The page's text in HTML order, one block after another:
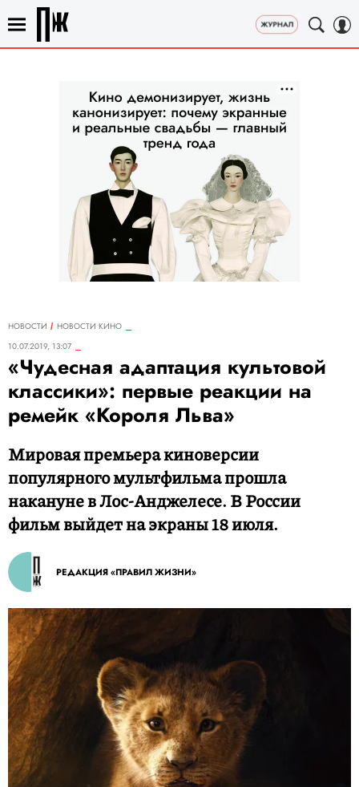
НОВОСТИ
НОВОСТИ КИНО
10.07.2019, 13:07
«Чудесная адаптация культовой
классики»: первые реакции на
ремейк «Короля Льва»
Мировая премьера киноверсии
популярного мультфильма прошла
накануне в Лос-Анджелесе. В России
фильм выйдет на экраны 18 июля.
РЕДАКЦИЯ «ПРАВИЛ ЖИЗНИ»